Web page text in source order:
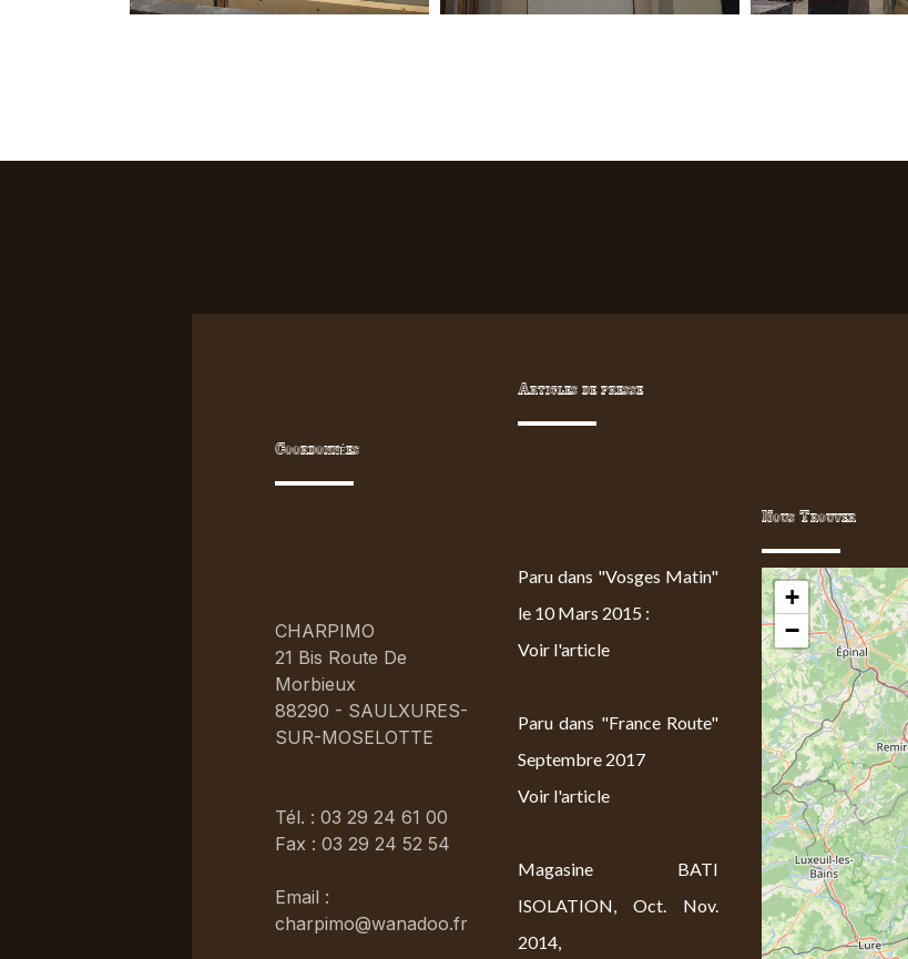
Coordonnées
CHARPIMO
21 Bis Route De
Morbieux
88290 - SAULXURES-
SUR-MOSELOTTE
Tél. : 03 29 24 61 00
Fax : 03 29 24 52 54
Email :
charpimo@wanadoo.fr
Articles de presse
Paru dans "Vosges Matin"
le 10 Mars 2015 :
Voir l'article
Paru dans "France Route"
Septembre 2017
Voir l'article
Magasine BATI
ISOLATION, Oct. Nov.
2014,
Nous Trouver
+
−